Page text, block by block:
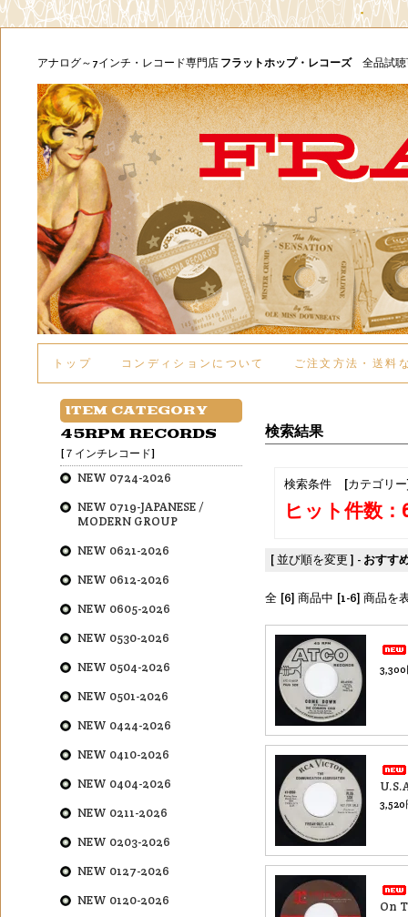
アナログ～7インチ・レコード専門店 フラットホップ・レコーズ全品試
トップ コンディションについて ご注文方法・送料
検索結果
検索条件 [カテゴリ
ヒット件数：
[ 並び順を変更 ] - おすす
全 [6] 商品中 [1-6] 商品を
3,520
On
ITEM CATEGORY
45RPM RECORDS
[７インチレコード]
NEW 0724-2026
NEW 0719-JAPANESE /
MODERN GROUP
NEW 0621-2026
NEW 0612-2026
NEW 0605-2026
NEW 0530-2026
NEW 0504-2026
NEW 0501-2026
NEW 0424-2026
NEW 0410-2026
NEW 0404-2026
NEW 0211-2026
NEW 0203-2026
NEW 0127-2026
NEW 0120-2026